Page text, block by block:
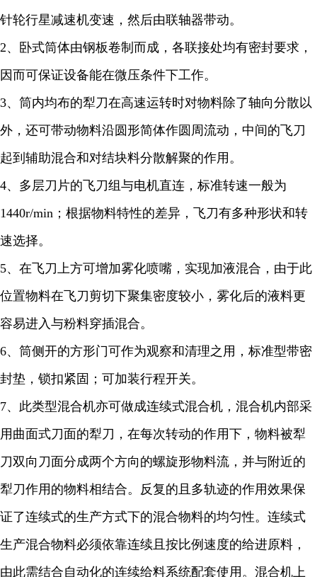
针轮行星减速机变速，然后由联轴器带动。
2、卧式筒体由钢板卷制而成，各联接处均有密封要求，
因而可保证设备能在微压条件下工作。
3、筒内均布的犁刀在高速运转时对物料除了轴向分散以
外，还可带动物料沿圆形简体作圆周流动，中间的飞刀
起到辅助混合和对结块料分散解聚的作用。
4、多层刀片的飞刀组与电机直连，标准转速一般为
1440r/min；根据物料特性的差异，飞刀有多种形状和转
速选择。
5、在飞刀上方可增加雾化喷嘴，实现加液混合，由于此
位置物料在飞刀剪切下聚集密度较小，雾化后的液料更
容易进入与粉料穿插混合。
6、筒侧开的方形门可作为观察和清理之用，标准型带密
封垫，锁扣紧固；可加装行程开关。
7、此类型混合机亦可做成连续式混合机，混合机内部采
用曲面式刀面的犁刀，在每次转动的作用下，物料被犁
刀双向刀面分成两个方向的螺旋形物料流，并与附近的
犁刀作用的物料相结合。反复的且多轨迹的作用效果保
证了连续式的生产方式下的混合物料的均匀性。连续式
生产混合物料必须依靠连续且按比例速度的给进原料，
由此需结合自动化的连续给料系统配套使用。混合机上